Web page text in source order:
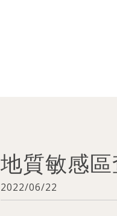
地質敏感
2022/06/22